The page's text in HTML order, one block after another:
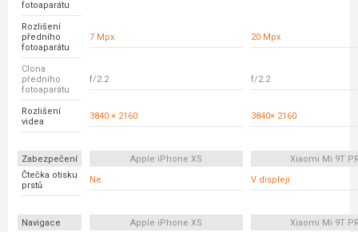
fotoaparátu
Rozlišení
předního
fotoaparátu
7 Mpx 20 Mpx
Clona
předního
fotoaparátu
f/2.2 f/2.2
Rozlišení
videa
3840 × 2160 3840× 2160
Zabezpečení Apple iPhone XS
Xiaomi Mi 9T
Čtečka otisku
prstů
Ne V displeji
Navigace Apple iPhone XS
Xiaomi Mi 9T